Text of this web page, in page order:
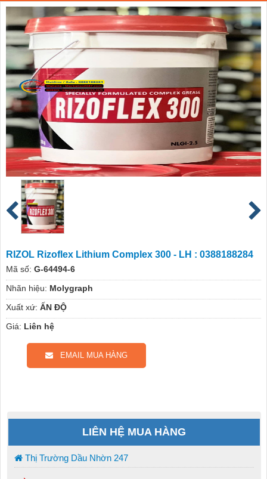
RIZOL Rizoflex Lithium Complex 300 - LH : 0388188284
Mã số: G-64494-6
Nhãn hiệu: Molygraph
Xuất xứ: ẤN ĐỘ
Giá: Liên hệ
EMAIL MUA HÀNG
LIÊN HỆ MUA HÀNG
Thị Trường Dầu Nhờn 247